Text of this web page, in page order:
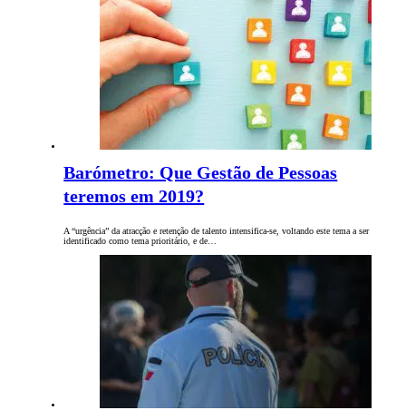
Barómetro: Que Gestão de Pessoas
teremos em 2019?
A “urgência” da atracção e retenção de talento intensifica-se, voltando este tema a ser
identificado como tema prioritário, e de…